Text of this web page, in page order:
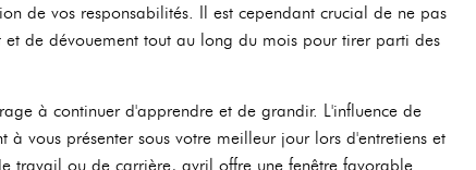
de vos responsabilités. Il est cependant crucial de ne pas
de dévouement tout au long du mois pour tirer parti des
à continuer d'apprendre et de grandir. L'influence de
vous présenter sous votre meilleur jour lors d'entretiens et
travail ou de carrière, avril offre une fenêtre favorable